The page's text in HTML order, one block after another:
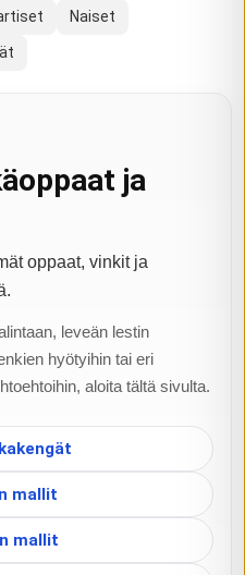
Naiset
ja
oppaat, vinkit ja
leveän lestin
hyötyihin tai eri
aloita tältä sivulta.
mallit
mallit